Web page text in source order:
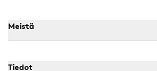
Meistä
Tiedot